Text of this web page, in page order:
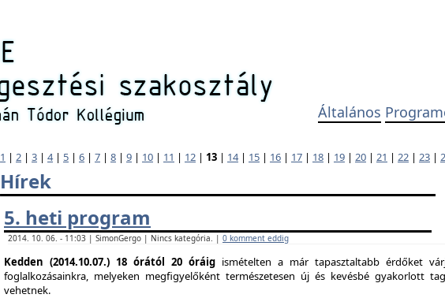
Általános
1 | 2 | 3 | 4| 5 | 6 | 7 | 8 | 9 | 10 | 11 | 12 | 13 | 14| 15 | 16 | 17 | 18 | 19 | 20 | 21 | 22 | 23 |
Hírek
5. heti program
2014. 10. 06. - 11:03 | SimonGergo | Nincs kategória. | 0 komment eddig
Kedden (2014.10.07.) 18 órától 20 óráig ismételten a már tapasztaltabb érdőket
foglalkozásainkra, melyeken megfigyelőként természetesen új és kevésbé gyakorlott
vehetnek.